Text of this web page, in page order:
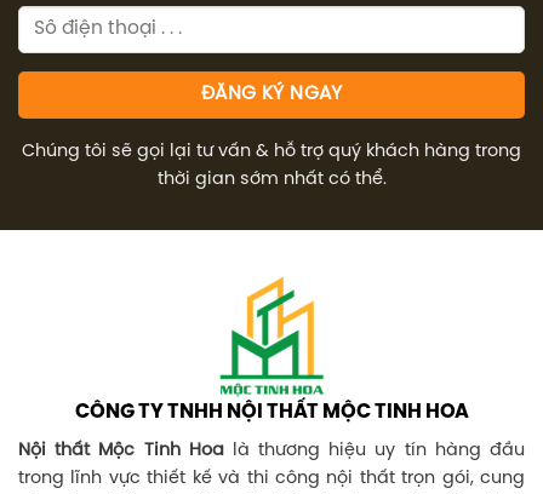
Chúng tôi sẽ gọi lại tư vấn & hỗ trợ quý khách hàng trong
thời gian sớm nhất có thể.
CÔNG TY TNHH NỘI THẤT MỘC TINH HOA
Nội thất Mộc Tinh Hoalà thương hiệu uy tín hàng đầu
trong lĩnh vực thiết kế và thi công nội thất trọn gói, cung